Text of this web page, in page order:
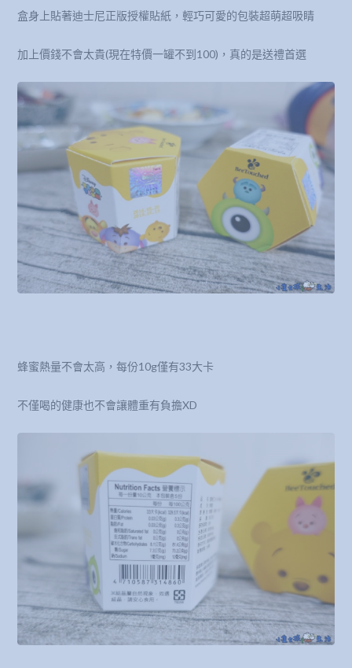
盒身上貼著迪士尼正版授權貼紙，輕巧可愛的包裝超萌超吸睛
加上價錢不會太貴(現在特價一罐不到100)，真的是送禮首選
蜂蜜熱量不會太高，每份10g僅有33大卡
不僅喝的健康也不會讓體重有負擔XD